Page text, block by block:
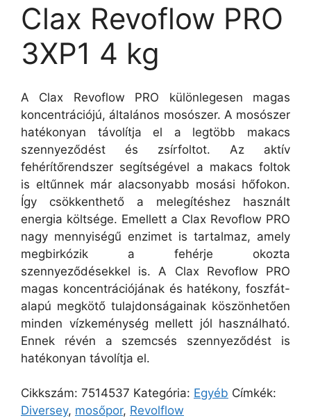
Clax Revoflow PRO
3XP1 4 kg
A Clax Revoflow PRO különlegesen magas
koncentrációjú, általános mosószer. A mosószer
hatékonyan távolítja el a legtöbb makacs
szennyeződést és zsírfoltot. Az aktív
fehérítőrendszer segítségével a makacs foltok
is eltűnnek már alacsonyabb mosási hőfokon.
Így csökkenthető a melegítéshez használt
energia költsége. Emellett a Clax Revoflow PRO
nagy mennyiségű enzimet is tartalmaz, amely
megbirkózik a fehérje okozta
szennyeződésekkel is. A Clax Revoflow PRO
magas koncentrációjának és hatékony, foszfát-
alapú megkötő tulajdonságainak köszönhetően
minden vízkeménység mellett jól használható.
Ennek révén a szemcsés szennyeződést is
hatékonyan távolítja el.
Cikkszám: 7514537 Kategória: Egyéb Címkék:
Diversey, mosőpor, Revolflow